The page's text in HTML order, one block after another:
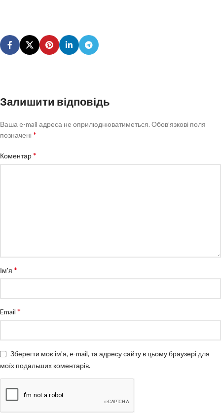
Залишити відповідь
Ваша e-mail адреса не оприлюднюватиметься. Обов’язкові поля
позначені*
Коментар*
Ім'я *
Email *
Зберегти моє ім'я, e-mail, та адресу сайту в цьому браузері для
моїх подальших коментарів.